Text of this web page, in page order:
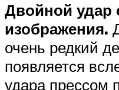
Двойной удар
изображения.
очень редкий
появляется
удара прессом